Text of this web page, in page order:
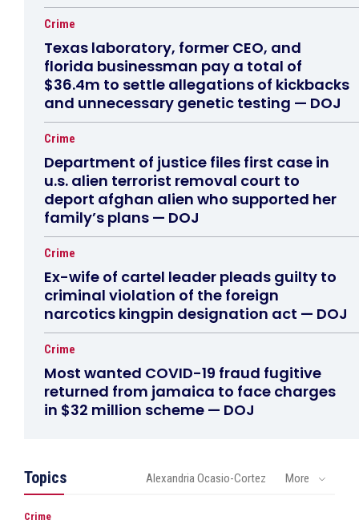
Crime
Texas laboratory, former CEO, and
florida businessman pay a total of
$36.4m to settle allegations of kickbacks
and unnecessary genetic testing — DOJ
Crime
Department of justice files first case in
u.s. alien terrorist removal court to
deport afghan alien who supported her
family’s plans — DOJ
Crime
Ex-wife of cartel leader pleads guilty to
criminal violation of the foreign
narcotics kingpin designation act — DOJ
Crime
Most wanted COVID-19 fraud fugitive
returned from jamaica to face charges
in $32 million scheme — DOJ
Topics Alexandria Ocasio-Cortez More
Crime